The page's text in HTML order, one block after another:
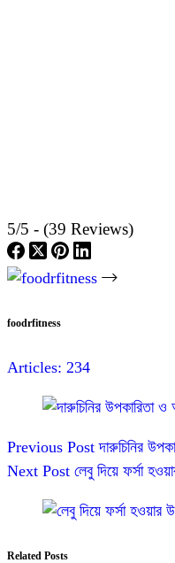
5/5 - (39 Reviews)
foodrfitness
Articles: 234
Previous Post দারুচিনির
Next Post লেবু দিয়ে ফর্সা
Related Posts